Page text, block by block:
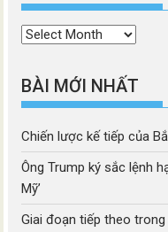
Thời
BÀI MỚI NHẤT
Chiến lược kế tiếp của
Ông Trump ký sắc lệnh
Mỹ’
Giai đoạn tiếp theo